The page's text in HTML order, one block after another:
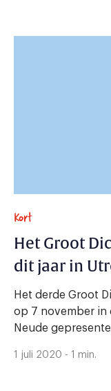
Kort
Het Groot
dit jaar in
Het derde Groot
op 7 november in
Neude
1 juli 2020 - 1 min.